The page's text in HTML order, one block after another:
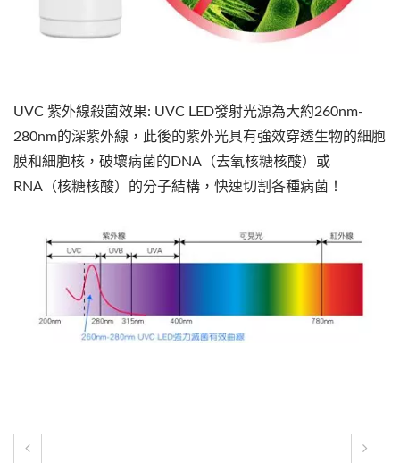
UVC 紫外線殺菌效果: UVC LED發射光源為大約260nm-
280nm的深紫外線，此後的紫外光具有強效穿透生物的細胞
膜和細胞核，破壞病菌的DNA（去氧核糖核酸）或
RNA（核糖核酸）的分子結構，快速切割各種病菌！